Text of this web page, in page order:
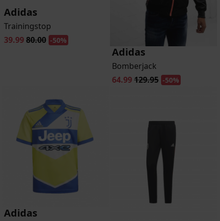
Adidas
Trainingstop
39.9980.00 -50%
Adidas
Bomberjack
64.99129.95 -50%
Adidas